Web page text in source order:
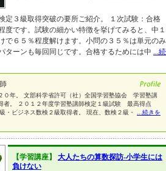
定３級取得突破の要所ご紹介。 １次試験：合格
度です。試験の細かい特徴を挙げてみると、中１
で６５％程度解けます。小問の３５％は単元のみ
ターンも毎回同じです。合格するためには中 ...続
０年。 文部科学省許可（社）全国学習塾協会 学習塾講
者。 ２０１２年度学習塾講師検定１級試験 最高得点
・ビジネス数検２級取得者。 現在、数検２級・
...続きを
【学習講座】 大人たちの算数探訪-小学生には
負けない